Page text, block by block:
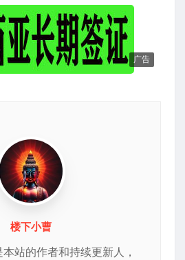
广告
楼下小曹
站的作者和持续更新人，